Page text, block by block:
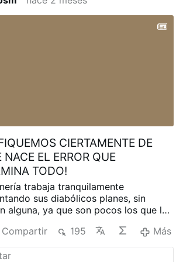
CIERTAMENTE DE
NACE EL ERROR QUE
TODO!
trabaja tranquilamente
sus diabólicos planes, sin
alguna, ya que son pocos los que la
católicos, piensan que el errado
el núcleo a exponer, cuando la
mundial es la gran bestia.
Compartir 195 Más